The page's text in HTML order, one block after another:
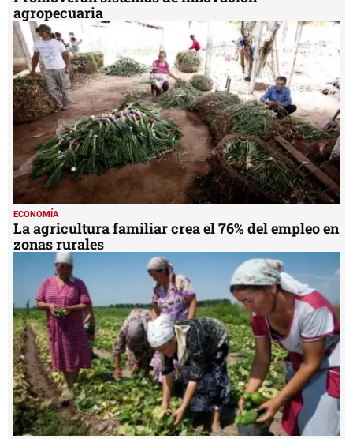
agropecuaria
ECONOMÍA
La agricultura familiar crea el 76% del empleo en
zonas rurales